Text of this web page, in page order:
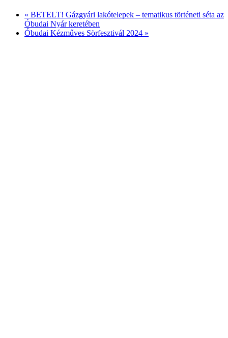
« BETELT! Gázgyári lakótelepek – tematikus történeti séta az
Óbudai Nyár keretében
Óbudai Kézműves Sörfesztivál 2024 »